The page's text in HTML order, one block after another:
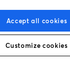
プライバシーポリシーを確
あなたの詳細はホストと共
Accept all cookies
Customize cookies